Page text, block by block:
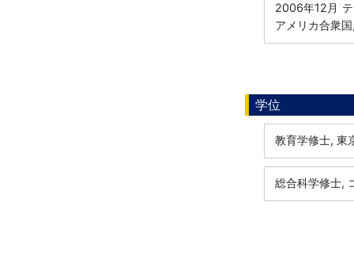
2006年12月
アメリカ合衆
学位
教育学修士, 東
総合科学修士,